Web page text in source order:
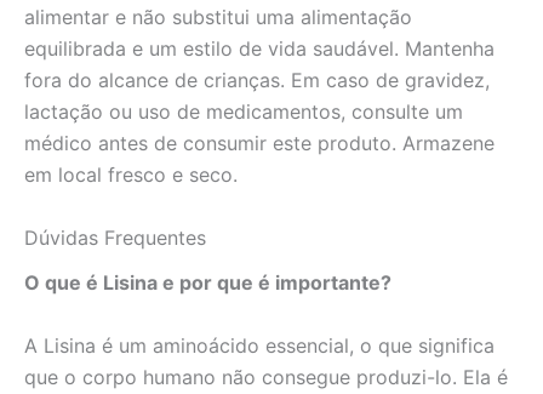
alimentar e não substitui uma alimentação
equilibrada e um estilo de vida saudável. Mantenha
fora do alcance de crianças. Em caso de gravidez,
lactação ou uso de medicamentos, consulte um
médico antes de consumir este produto. Armazene
em local fresco e seco.
Dúvidas Frequentes
O que é Lisina e por que é importante?
A Lisina é um aminoácido essencial, o que significa
que o corpo humano não consegue produzi-lo. Ela é